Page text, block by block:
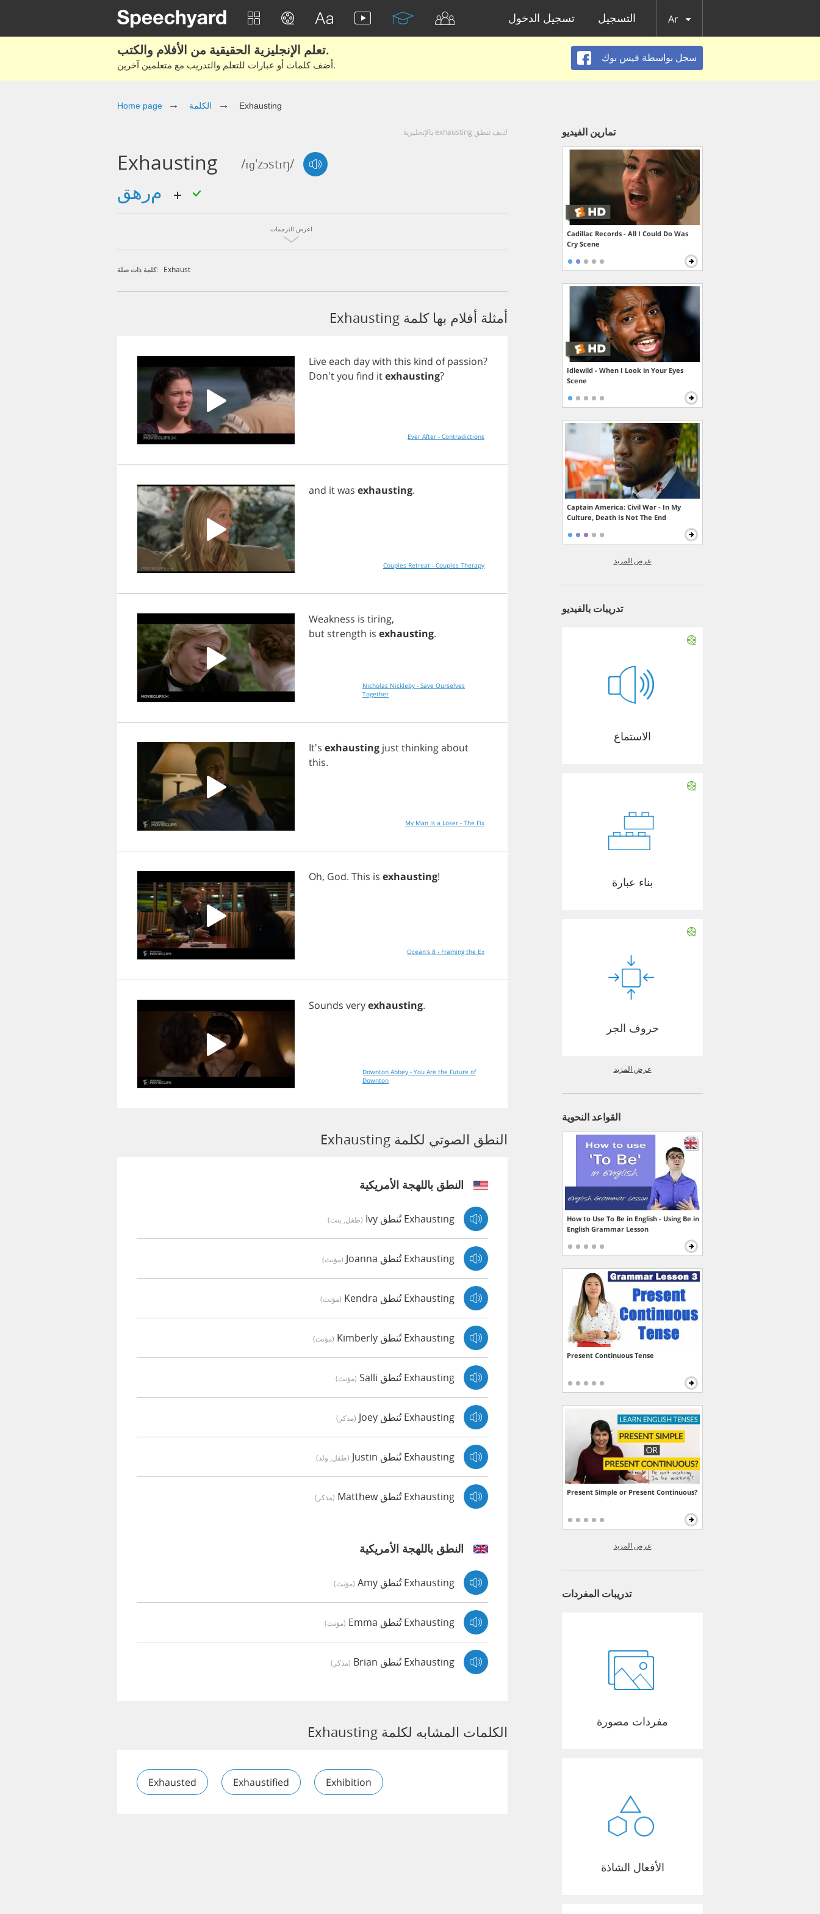
تسجيل الدخول التسجيل Ar
تعلم الإنجليزية الحقيقية من الأفلام والكتب.
أضف كلمات أو عبارات للتعلم والتدريب مع متعلمين آخرين.
سجل بواسطة فيس بوك
Home page الكلمة Exhausting
كيف تنطق exhausting بالإنجليزية
Exhausting /ɪɡ'zɔstɪŋ/
اعرض الترجمات
كلمة ذات صلة: Exhaust
أمثلة أفلام بها كلمة Exhausting
Live each daywith this kind of passion?
Don'tyou find itexhausting?
Ever After - Contradictions
and itwas exhausting.
Couples Retreat - Couples Therapy
Weakness is tiring,
but strength is exhausting.
Nicholas Nickleby - Save Ourselves
Together
It's exhausting justthinkingabout
this.
My Man Is a Loser - The Fix
Oh, God. This is exhausting!
Ocean's 8 - Framing the Ex
Sounds veryexhausting.
Downton Abbey - You Are the Future of
Downton
النطق الصوتي لكلمة Exhausting
النطق باللهجة الأمريكية
Exhausting تُنطق Ivy (طفل, بنت)
Exhausting تُنطق Joanna (مؤنث)
Exhausting تُنطق Kendra (مؤنث)
Exhausting تُنطق Kimberly (مؤنث)
Exhausting تُنطق Salli (مؤنث)
Exhausting تُنطق Joey (مذكر)
Exhausting تُنطق Justin (طفل, ولد)
Exhausting تُنطق Matthew (مذكر)
النطق باللهجة الأمريكية
Exhausting تُنطق Amy (مؤنث)
Exhausting تُنطق Emma (مؤنث)
Exhausting تُنطق Brian (مذكر)
الكلمات المشابه لكلمة Exhausting
Exhausted Exhaustified Exhibition
تمارين الفيديو
Cadillac Records - All I Could Do Was
Cry Scene
Idlewild - When I Look in Your Eyes
Scene
Captain America: Civil War - In My
Culture, Death Is Not The End
عرض المزيد
تدريبات بالفيديو
الاستماع
بناء عبارة
حروف الجر
عرض المزيد
القواعد النحوية
How to Use To Be in English - Using Be in
English Grammar Lesson
Present Continuous Tense
Present Simple or Present Continuous?
عرض المزيد
تدريبات المفردات
مفردات مصورة
الأفعال الشاذة